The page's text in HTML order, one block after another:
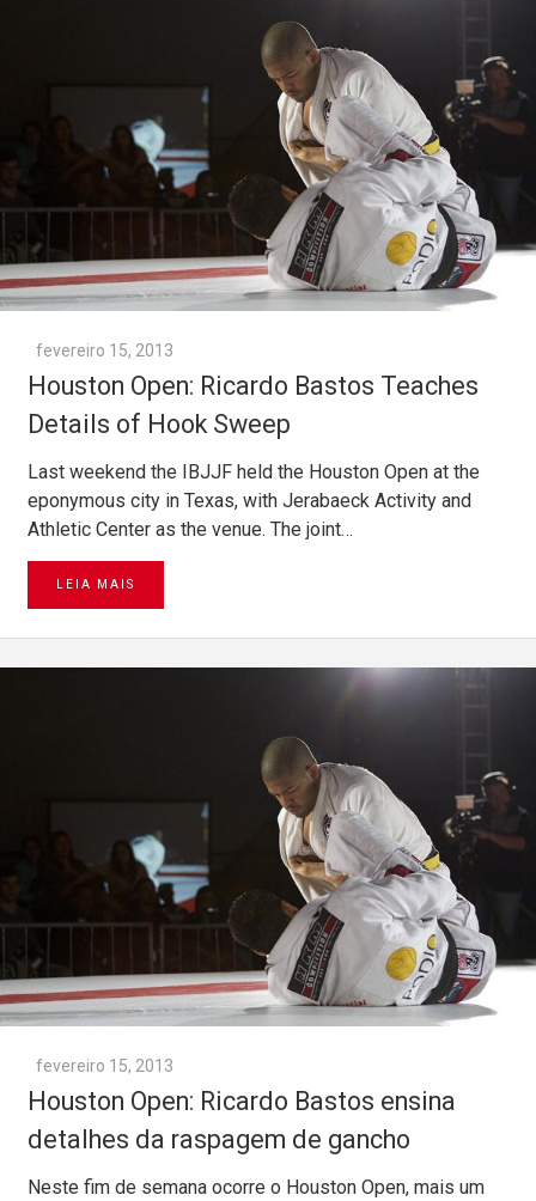
fevereiro 15, 2013
Houston Open: Ricardo Bastos Teaches
Details of Hook Sweep
Last weekend the IBJJF held the Houston Open at the
eponymous city in Texas, with Jerabaeck Activity and
Athletic Center as the venue. The joint…
LEIA MAIS
fevereiro 15, 2013
Houston Open: Ricardo Bastos ensina
detalhes da raspagem de gancho
Neste fim de semana ocorre o Houston Open, mais um